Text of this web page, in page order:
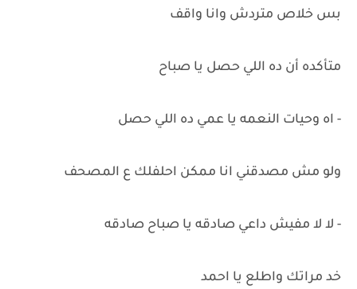
بس خلاص متردش وانا واقف
متأكده أن ده اللي حصل يا صباح
- اه وحيات النعمه يا عمي ده اللي حصل
ولو مش مصدقني انا ممكن احلفلك ع المصحف
- لا لا مفيش داعي صادقه يا صباح صادقه
خد مراتك واطلع يا احمد